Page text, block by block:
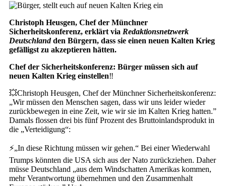
Christoph Heusgen, Chef der Münchner
Sicherheitskonferenz, erklärt via Redaktionsnetzwerk
Deutschlandden Bürgern, dass sie einen neuen Kalten Krieg
gefälligst zu akzeptieren hätten.
Chef der Sicherheitskonferenz: Bürger müssen sich auf
neuen Kalten Krieg einstellen‼️
💥Christoph Heusgen, Chef der Münchner Sicherheitskonferenz:
„Wir müssen den Menschen sagen, dass wir uns leider wieder
zurückbewegen in eine Zeit, wie wir sie im Kalten Krieg hatten.”
Damals flossen drei bis fünf Prozent des Bruttoinlandsprodukt in
die „Verteidigung“:
⚡️„In diese Richtung müssen wir gehen.“ Bei einer Wiederwahl
Trumps könnten die USA sich aus der Nato zurückziehen. Daher
müsse Deutschland „aus dem Windschatten Amerikas kommen,
mehr Verantwortung übernehmen und den Zusammenhalt